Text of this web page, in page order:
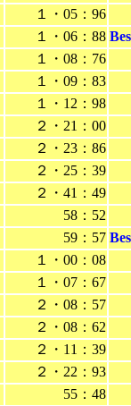
１・05：96
１・06：88
１・08：76
１・09：83
１・12：98
２・21：00
２・23：86
２・25：39
２・41：49
58：52
59：57
１・00：08
１・07：67
２・08：57
２・08：62
２・11：39
２・22：93
55：48